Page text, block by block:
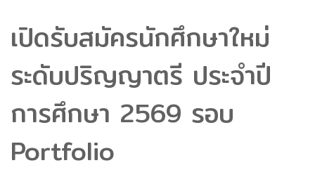
เปิดรับสมัครนักศึกษาใหม่
ระดับปริญญาตรี ประจำปี
การศึกษา 2569 รอบ
Portfolio